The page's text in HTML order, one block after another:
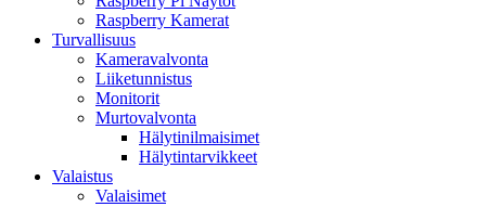
Raspberry Kamerat
Turvallisuus
Kameravalvonta
Liiketunnistus
Monitorit
Murtovalvonta
Hälytinilmaisimet
Hälytintarvikkeet
Valaistus
Valaisimet